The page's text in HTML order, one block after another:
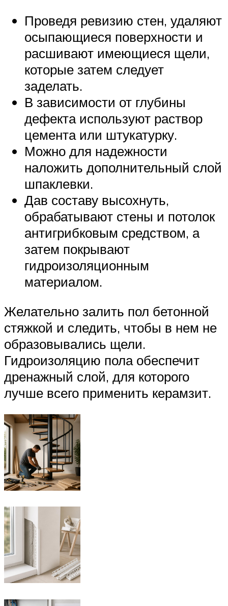
Проведя ревизию стен, удаляют
осыпающиеся поверхности и
расшивают имеющиеся щели,
которые затем следует
заделать.
В зависимости от глубины
дефекта используют раствор
цемента или штукатурку.
Можно для надежности
наложить дополнительный слой
шпаклевки.
Дав составу высохнуть,
обрабатывают стены и потолок
антигрибковым средством, а
затем покрывают
гидроизоляционным
материалом.
Желательно залить пол бетонной
стяжкой и следить, чтобы в нем не
образовывались щели.
Гидроизоляцию пола обеспечит
дренажный слой, для которого
лучше всего применить керамзит.